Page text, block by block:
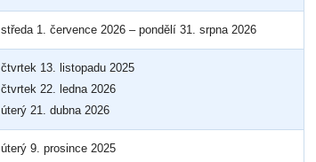
středa 1. července 2026 – pondělí 31. srpna 2026
čtvrtek 13. listopadu 2025
čtvrtek 22. ledna 2026
úterý 21. dubna 2026
úterý 9. prosince 2025